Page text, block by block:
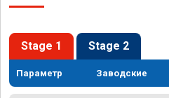
Stage 1 Stage 2
Параметр Заводские